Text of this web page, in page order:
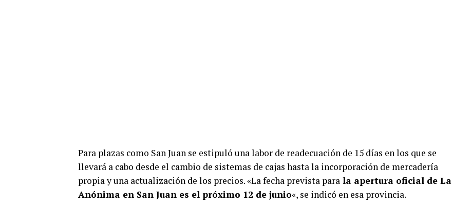
Para plazas como San Juan se estipuló una labor de readecuación de 15 días en los que se
llevará a cabo desde el cambio de sistemas de cajas hasta la incorporación de mercadería
propia y una actualización de los precios. «La fecha prevista para la apertura oficial de La
Anónima en San Juan es el próximo 12 de junio«, se indicó en esa provincia.